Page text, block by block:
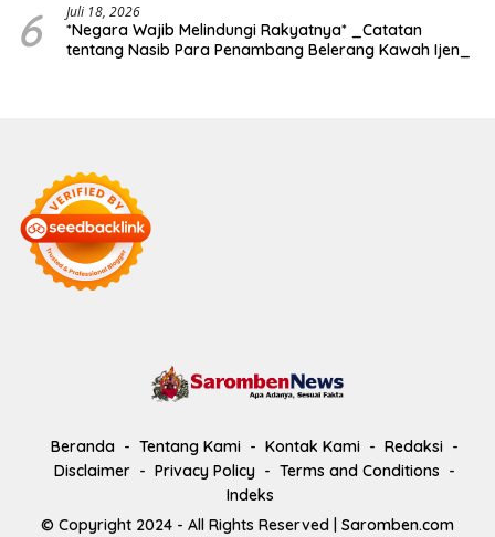
6 Juli 18, 2026
*Negara Wajib Melindungi Rakyatnya* _Catatan
tentang Nasib Para Penambang Belerang Kawah Ijen_
Beranda Tentang Kami Kontak Kami
Redaksi
Disclaimer
Privacy Policy
Terms and Conditions
Indeks
© Copyright 2024 - All Rights Reserved | Saromben.com